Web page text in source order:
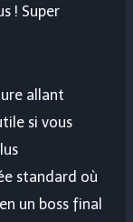
! Super
allant
si vous
standard où
un boss final